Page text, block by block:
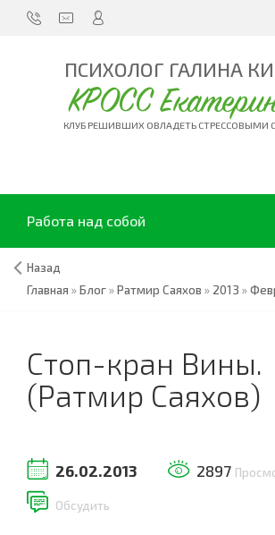
ПСИХОЛОГ ГАЛИНА
КРОСС
КЛУБ РЕШИВШИХ ОВЛАДЕТЬ СТРЕССОВЫМИ
Работа над собой
Назад
Главная »Блог»Ратмир Саяхов » 2013 »
Стоп-кран Вины.
(Ратмир Саяхов)
26.02.2013 2897
Обсудить